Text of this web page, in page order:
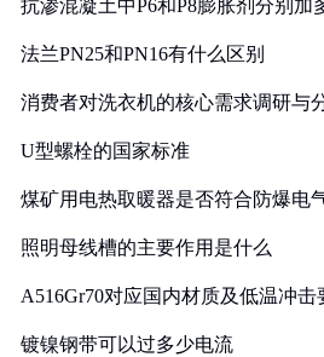
抗渗混凝土中P6和P8膨胀剂分别加
法兰PN25和PN16有什么区别
消费者对洗衣机的核心需求调研与
U型螺栓的国家标准
煤矿用电热取暖器是否符合防爆电
照明母线槽的主要作用是什么
A516Gr70对应国内材质及低温冲击
镀镍钢带可以过多少电流